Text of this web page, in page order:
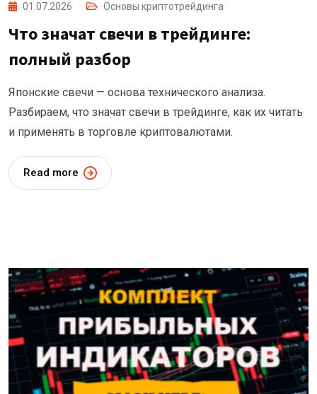
01.07.2026 Основы криптотрейдинга
Что значат свечи в трейдинге:
полный разбор
Японские свечи — основа технического анализа.
Разбираем, что значат свечи в трейдинге, как их читать
и применять в торговле криптовалютами.
Read more